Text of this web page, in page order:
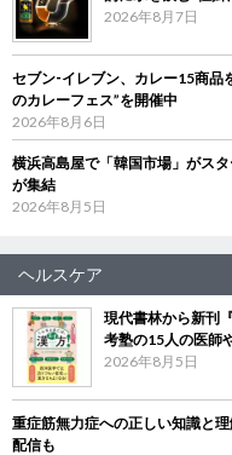
2026年8月7日
セブン‐イレブン、カレー15商
のカレーフェス”を開催中
2026年8月6日
横浜高島屋で「韓国市場」がス
が集結
2026年8月5日
ヘルスケア
現代書林から新刊
考塾の15人の医師
2026年8月5日
重症筋無力症への正しい知識と
配信も